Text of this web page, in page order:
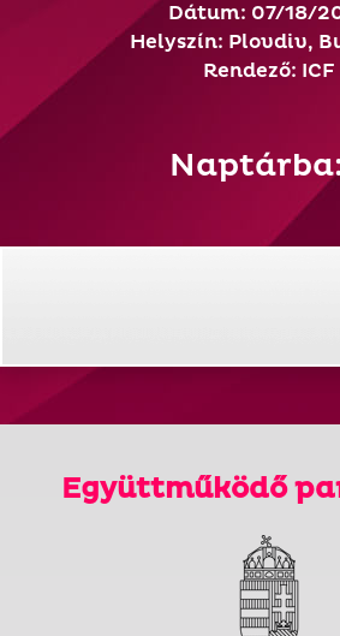
Dátum: 07/18/
Helyszín: Plovdiv,
Rendező: ICF
Együttműködő